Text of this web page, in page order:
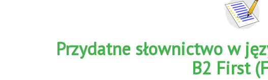
Przydatne słownictwo w
B2 First